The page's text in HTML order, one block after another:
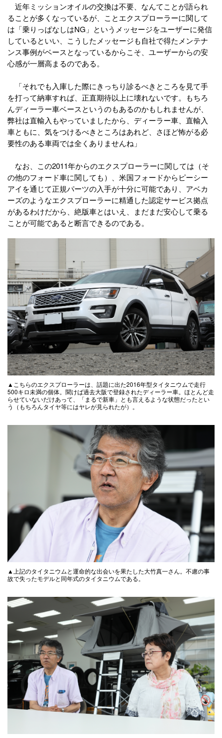
近年ミッションオイルの交換は不要、なんてことが語られ
ることが多くなっているが、ことエクスプローラーに関して
は「乗りっぱなしはNG」というメッセージをユーザーに発信
しているといい、こうしたメッセージも自社で得たメンテナ
ンス事例がベースとなっているからこそ、ユーザーからの安
心感が一層高まるのである。
「それでも入庫した際にきっちり診るべきところを見て手
を打って納車すれば、正直期待以上に壊れないです。もちろ
んディーラー車ベースというのもあるのかもしれませんが、
弊社は直輸入もやっていましたから、ディーラー車、直輸入
車ともに、気をつけるべきところはあれど、さほど怖がる必
要性のある車両では全くありませんね」
なお、この2011年からのエクスプローラーに関しては（そ
の他のフォード車に関しても）、米国フォードからピーシー
アイを通じて正規パーツの入手が十分に可能であり、アベカ
ーズのようなエクスプローラーに精通した認定サービス拠点
があるわけだから、絶版車とはいえ、まだまだ安心して乗る
ことが可能であると断言できるのである。
▲こちらのエクスプローラーは、話題に出た2016年型タイタニウムで走行
500キロ未満の個体。聞けば過去大阪で登録されたディーラー車。ほとんど走
らせていないだけあって、「まるで新車」とも言えるような状態だったとい
う（もちろんタイヤ等にはヤレが見られたが）。
▲上記のタイタニウムと運命的な出会いを果たした大竹真一さん。不慮の事
故で失ったモデルと同年式のタイタニウムである。